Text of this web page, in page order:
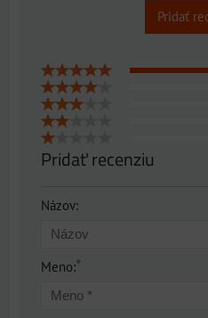
Pridať
Pridať recenziu
Názov:
Meno:*